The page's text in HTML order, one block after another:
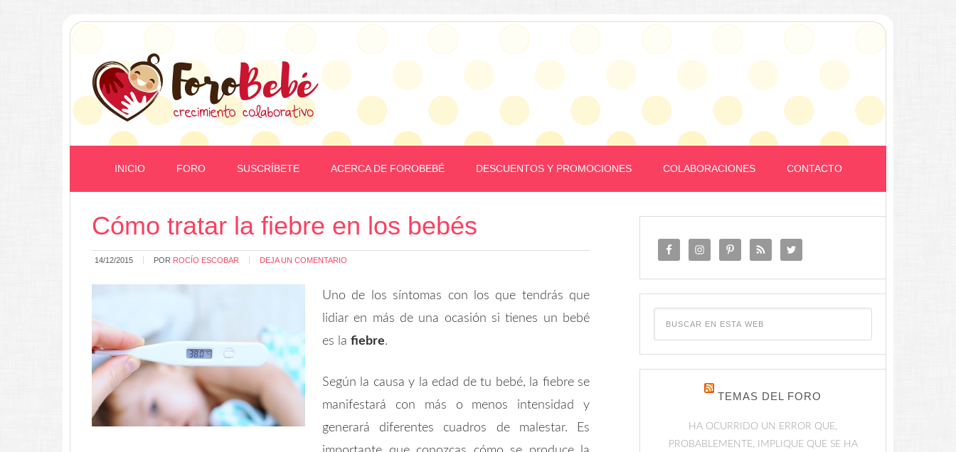
INICIO FORO SUSCRÍBETE ACERCA DE FOROBEBÉ DESCUENTOS Y PROMOCIONES COLABORACIONES CONTACTO
Cómo tratar la fiebre en los bebés
14/12/2015 POR ROCÍO ESCOBAR DEJA UN COMENTARIO
Uno de los síntomas con los que tendrás que
lidiar en más de una ocasión si tienes un bebé
es la fiebre.
Según la causa y la edad de tu bebé, la fiebre se
manifestará con más o menos intensidad y
generará diferentes cuadros de malestar. Es
TEMAS DEL FORO
HA OCURRIDO UN ERROR QUE,
PROBABLEMENTE, IMPLIQUE QUE SE HA